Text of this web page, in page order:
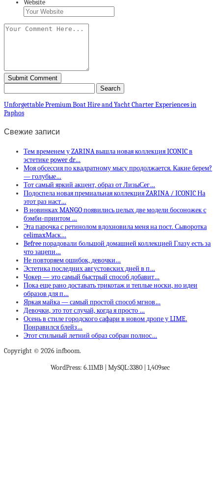
Website
Unforgettable Premium Boat Hire and Yacht Charter Experiences in
Paphos
Свежие записи
Тем временем у ZARINA вышла новая коллекция ICONIC в
эстетике power dr…
Моя обсессия по квадратному мысу продолжается. Какие берем?
— голубые…
Тот самый яркий акцент, образ от ЛизыСег…
Подоспела новая премиальная коллекция ZARINA / ICONIC На
этот раз наст…
В новинках MANGO появились целых две модели босоножек с
бэмби-принтом …
Эта парочка с ретинолом вдохновила меня на пост. Сыворотка
celimaxМаск…
Befree порадовали большой домашней коллекцией Глазу есть за
что зацепи…
Не повторяем ошибок, девочки…
Эстетика последних августовских дней в п…
Чокер — это самый быстрый способ добавит…
Пока еще рано доставать трикотаж и теплые носки, но идеи
образов для п…
Яркая майка — самый простой способ мгнов…
Девочки, это тот случай, когда я просто …
Осень в стиле городского сафари в новом дропе у LIME.
Понравился блейз…
Этот стильный летний образ собран полнос…
Copyright © 2026 infboom.
WordPress: 6.11MB | MySQL:3380 | 1,409sec